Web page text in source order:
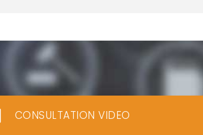
CONSULTATION VIDEO